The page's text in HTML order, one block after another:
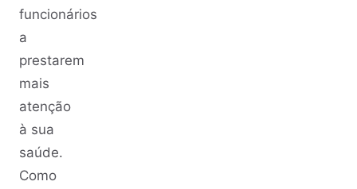
funcionários
a
prestarem
mais
atenção
à sua
saúde.
Como